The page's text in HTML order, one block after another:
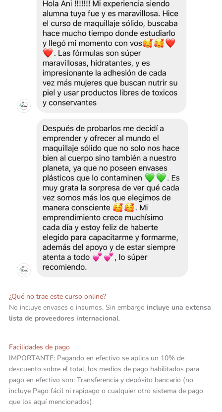
¿Qué no trae este curso online?
No incluye envases o insumos. Sin embargo incluye una extensa
lista de proveedores internacional.
Facilidades de pago
IMPORTANTE: Pagando en efectivo se aplica un 10% de
descuento sobre el total, los medios de pago habilitados para
pago en efectivo son: Transferencia y depósito bancario (no
incluye Pago fácil ni rapipago o cualquier otro sistema de pago
que los aquí mencionados).